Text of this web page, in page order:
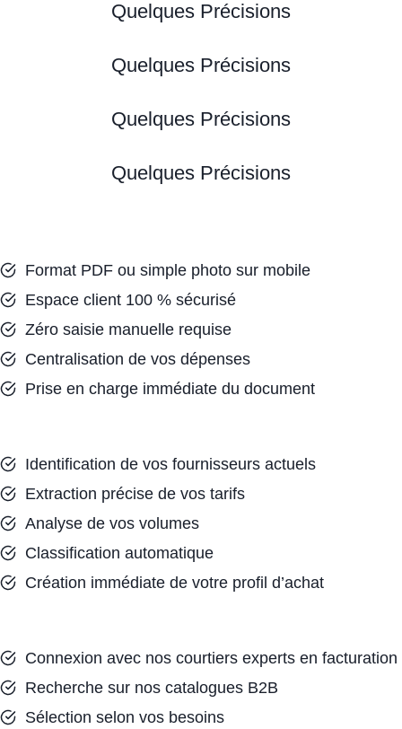
Quelques Précisions
Quelques Précisions
Quelques Précisions
Quelques Précisions
Format PDF ou simple photo sur mobile
Espace client 100 % sécurisé
Zéro saisie manuelle requise
Centralisation de vos dépenses
Prise en charge immédiate du document
Identification de vos fournisseurs actuels
Extraction précise de vos tarifs
Analyse de vos volumes
Classification automatique
Création immédiate de votre profil d’achat
Connexion avec nos courtiers experts en facturation
Recherche sur nos catalogues B2B
Sélection selon vos besoins